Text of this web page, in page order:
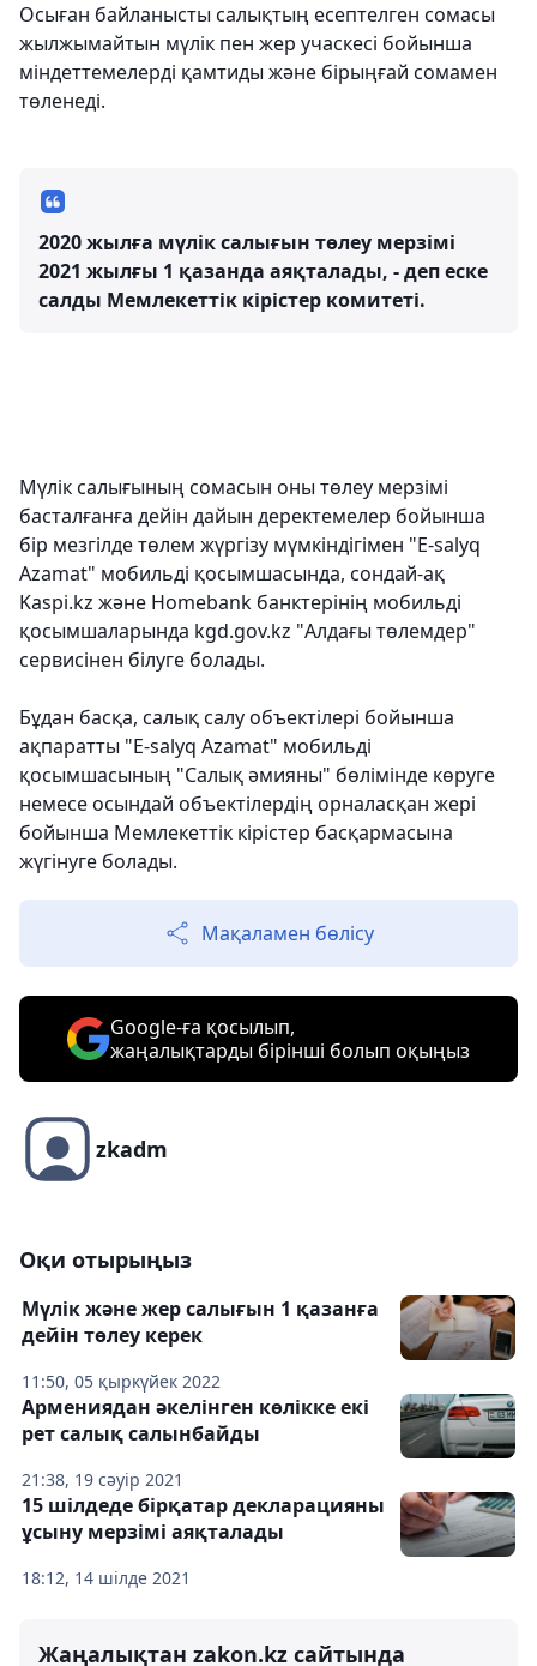
Осыған байланысты салықтың есептелген сомасы
жылжымайтын мүлік пен жер учаскесі бойынша
міндеттемелерді қамтиды және бірыңғай сомамен
төленеді.
2020 жылға мүлік салығын төлеу мерзімі
2021 жылғы 1 қазанда аяқталады, - деп еске
салды Мемлекеттік кірістер комитеті.
Мүлік салығының сомасын оны төлеу мерзімі
басталғанға дейін дайын деректемелер бойынша
бір мезгілде төлем жүргізу мүмкіндігімен "E-salyq
Azamat" мобильді қосымшасында, сондай-ақ
Kaspi.kz және Homebank банктерінің мобильді
қосымшаларында kgd.gov.kz "Алдағы төлемдер"
сервисінен білуге болады.
Бұдан басқа, салық салу объектілері бойынша
ақпаратты "E-salyq Azamat" мобильді
қосымшасының "Салық әмияны" бөлімінде көруге
немесе осындай объектілердің орналасқан жері
бойынша Мемлекеттік кірістер басқармасына
жүгінуге болады.
Мақаламен бөлісу
Google-ға қосылып,
жаңалықтарды бірінші болып оқыңыз
zkadm
Оқи отырыңыз
11:50, 05 қыркүйек 2022
Мүлік және жер салығын 1 қазанға
дейін төлеу керек
21:38, 19 сәуір 2021
Армениядан әкелінген көлікке екі
рет салық салынбайды
18:12, 14 шілде 2021
15 шілдеде бірқатар декларацияны
ұсыну мерзімі аяқталады
Жаңалықтан zakon.kz сайтында